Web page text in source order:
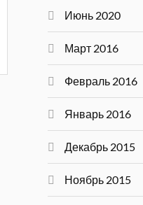
Июнь 2020
Март 2016
Февраль 2016
Январь 2016
Декабрь 2015
Ноябрь 2015